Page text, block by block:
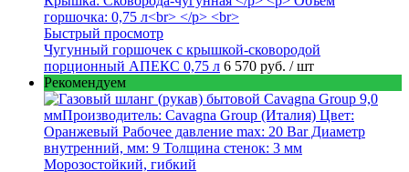
Быстрый просмотр
Чугунный горшочек с крышкой-сковородой
порционный АПЕКС 0,75 л 6 570 руб. / шт
Рекомендуем